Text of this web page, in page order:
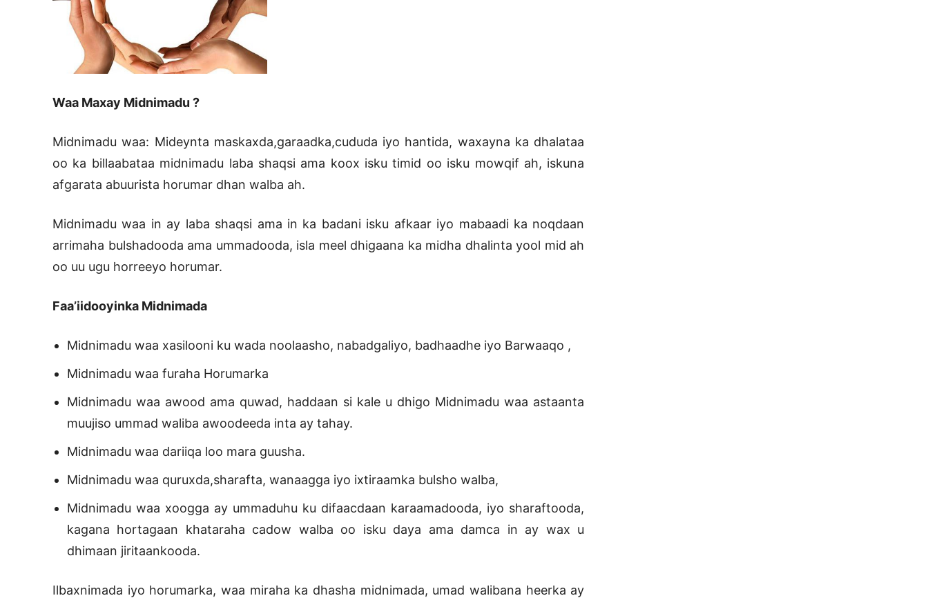
Waa Maxay Midnimadu ?
Midnimadu waa: Mideynta maskaxda,garaadka,cududa iyo hantida, waxayna ka dhalataa
oo ka billaabataa midnimadu laba shaqsi ama koox isku timid oo isku mowqif ah, iskuna
afgarata abuurista horumar dhan walba ah.
Midnimadu waa in ay laba shaqsi ama in ka badani isku afkaar iyo mabaadi ka noqdaan
arrimaha bulshadooda ama ummadooda, isla meel dhigaana ka midha dhalinta yool mid ah
oo uu ugu horreeyo horumar.
Faa’iidooyinka Midnimada
Midnimadu waa xasilooni ku wada noolaasho, nabadgaliyo, badhaadhe iyo Barwaaqo ,
Midnimadu waa furaha Horumarka
Midnimadu waa awood ama quwad, haddaan si kale u dhigo Midnimadu waa astaanta
muujiso ummad waliba awoodeeda inta ay tahay.
Midnimadu waa dariiqa loo mara guusha.
Midnimadu waa quruxda,sharafta, wanaagga iyo ixtiraamka bulsho walba,
Midnimadu waa xoogga ay ummaduhu ku difaacdaan karaamadooda, iyo sharaftooda,
kagana hortagaan khataraha cadow walba oo isku daya ama damca in ay wax u
dhimaan jiritaankooda.
Ilbaxnimada iyo horumarka, waa miraha ka dhasha midnimada, umad walibana heerka ay